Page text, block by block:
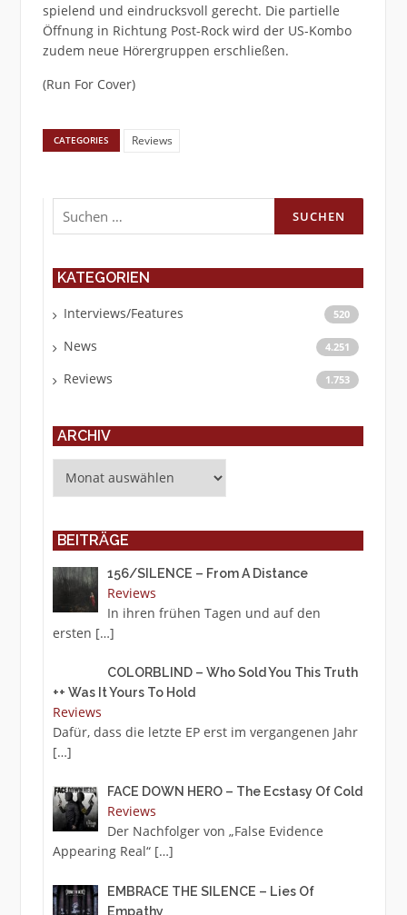
spielend und eindrucksvoll gerecht. Die partielle
Öffnung in Richtung Post-Rock wird der US-Kombo
zudem neue Hörergruppen erschließen.
(Run For Cover)
CATEGORIES Reviews
Suchen
nach:
KATEGORIEN
Interviews/Features 520
News 4.251
Reviews 1.753
ARCHIV
BEITRÄGE
156/SILENCE – From A Distance
Reviews
In ihren frühen Tagen und auf den
ersten […]
COLORBLIND – Who Sold You This Truth
++ Was It Yours To Hold
Reviews
Dafür, dass die letzte EP erst im vergangenen Jahr
[…]
FACE DOWN HERO – The Ecstasy Of Cold
Reviews
Der Nachfolger von „False Evidence
Appearing Real“ […]
EMBRACE THE SILENCE – Lies Of
Empathy